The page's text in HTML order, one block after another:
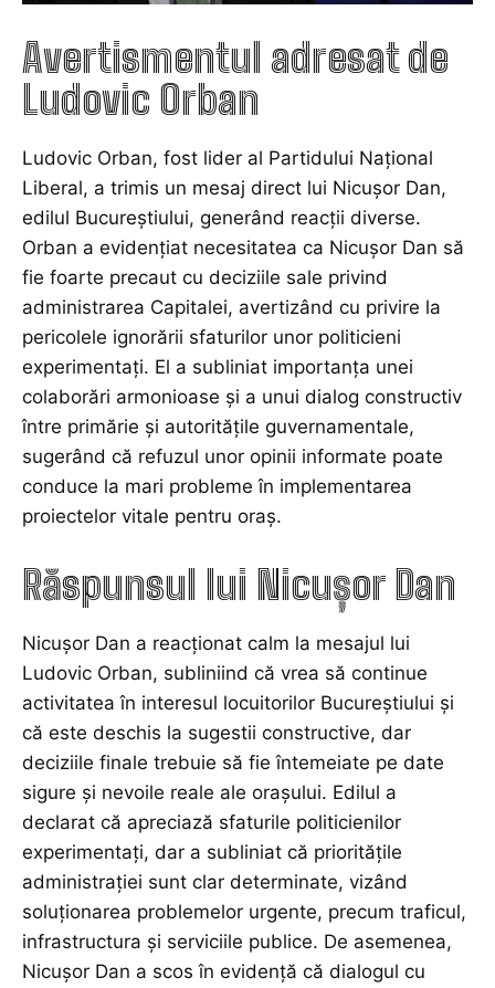
Avertismentul adresat de
Ludovic Orban
Ludovic Orban, fost lider al Partidului Național
Liberal, a trimis un mesaj direct lui Nicușor Dan,
edilul Bucureștiului, generând reacții diverse.
Orban a evidențiat necesitatea ca Nicușor Dan să
fie foarte precaut cu deciziile sale privind
administrarea Capitalei, avertizând cu privire la
pericolele ignorării sfaturilor unor politicieni
experimentați. El a subliniat importanța unei
colaborări armonioase și a unui dialog constructiv
între primărie și autoritățile guvernamentale,
sugerând că refuzul unor opinii informate poate
conduce la mari probleme în implementarea
proiectelor vitale pentru oraș.
Răspunsul lui Nicușor Dan
Nicușor Dan a reacționat calm la mesajul lui
Ludovic Orban, subliniind că vrea să continue
activitatea în interesul locuitorilor Bucureștiului și
că este deschis la sugestii constructive, dar
deciziile finale trebuie să fie întemeiate pe date
sigure și nevoile reale ale orașului. Edilul a
declarat că apreciază sfaturile politicienilor
experimentați, dar a subliniat că prioritățile
administrației sunt clar determinate, vizând
soluționarea problemelor urgente, precum traficul,
infrastructura și serviciile publice. De asemenea,
Nicușor Dan a scos în evidență că dialogul cu